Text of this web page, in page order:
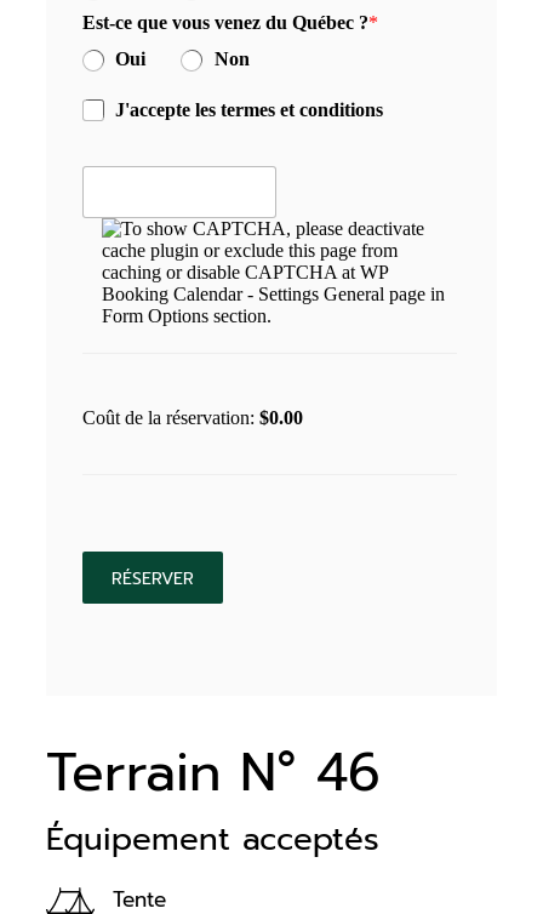
Terrain N° 46
Équipement acceptés
Tente
Est-ce que vous venez du Québec ?*
Oui
Non
J'accepte les termes et conditions
Coût de la réservation:$0.00